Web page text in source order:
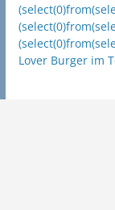
Lover Burger im